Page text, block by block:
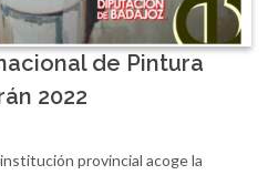
de Pintura
2022
provincial acoge la